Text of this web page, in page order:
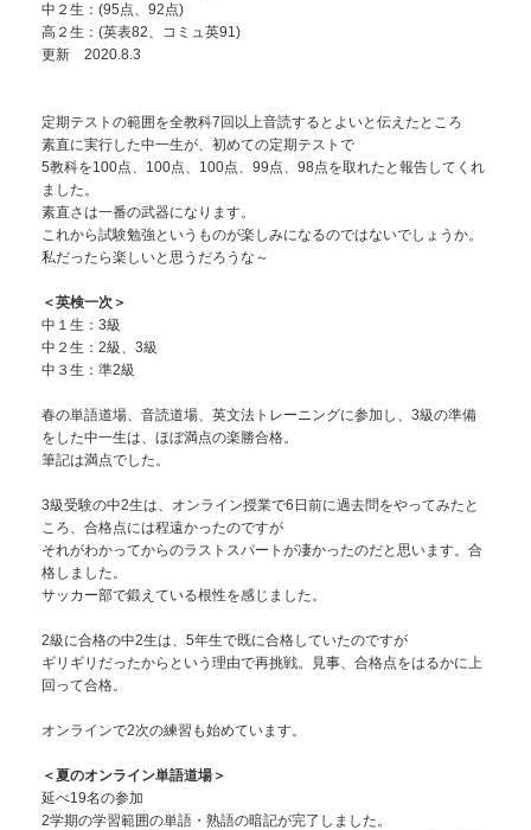
中２生：(95点、92点)
高２生：(英表82、コミュ英91)
更新 2020.8.3
定期テストの範囲を全教科7回以上音読するとよいと伝えたところ
素直に実行した中一生が、初めての定期テストで
5教科を100点、100点、100点、99点、98点を取れたと報告してくれ
ました。
素直さは一番の武器になります。
これから試験勉強というものが楽しみになるのではないでしょうか。
私だったら楽しいと思うだろうな～
＜英検一次＞
中１生：3級
中２生：2級、3級
中３生：準2級
春の単語道場、音読道場、英文法トレーニングに参加し、3級の準備
をした中一生は、ほぼ満点の楽勝合格。
筆記は満点でした。
3級受験の中2生は、オンライン授業で6日前に過去問をやってみたと
ころ、合格点には程遠かったのですが
それがわかってからのラストスパートが凄かったのだと思います。合
格しました。
サッカー部で鍛えている根性を感じました。
2級に合格の中2生は、5年生で既に合格していたのですが
ギリギリだったからという理由で再挑戦。見事、合格点をはるかに上
回って合格。
オンラインで2次の練習も始めています。
＜夏のオンライン単語道場＞
延べ19名の参加
2学期の学習範囲の単語・熟語の暗記が完了しました。